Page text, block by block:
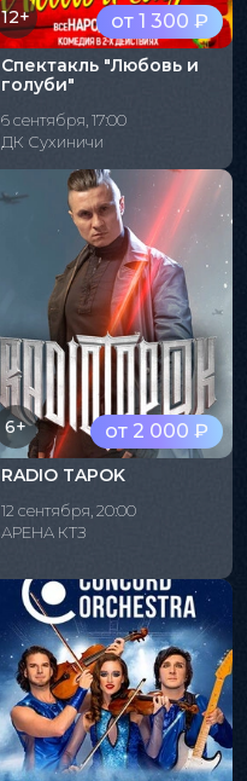
от 1 300 ₽
12+
Спектакль "Любовь и
голуби"
6 сентября, 17:00
ДК Сухиничи
от 2 000 ₽
6+
RADIO TAPOK
12 сентября, 20:00
АРЕНА КТЗ